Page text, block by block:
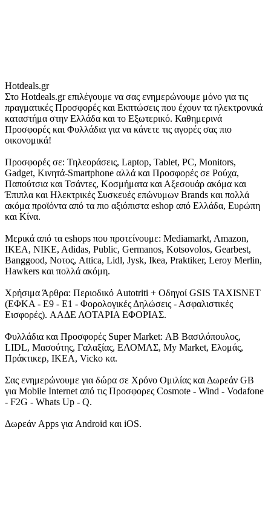
Hotdeals.gr
Στο Hotdeals.gr επιλέγουμε να σας ενημερώνουμε μόνο για τις
πραγματικές Προσφορές και Εκπτώσεις που έχουν τα ηλεκτρονικά
καταστήμα στην Ελλάδα και το Εξωτερικό. Καθημερινά
Προσφορές και Φυλλάδια για να κάνετε τις αγορές σας πιο
οικονομικά!
Προσφορές σε: Τηλεοράσεις, Laptop, Tablet, PC, Monitors,
Gadget, Κινητά-Smartphone αλλά και Προσφορές σε Ρούχα,
Παπούτσια και Τσάντες, Κοσμήματα και Αξεσουάρ ακόμα και
Έπιπλα και Ηλεκτρικές Συσκευές επώνυμων Brands και πολλά
ακόμα προϊόντα από τα πιο αξιόπιστα eshop από Ελλάδα, Ευρώπη
και Κίνα.
Μερικά από τα eshops που προτείνουμε: Mediamarkt, Amazon,
IKEA, NIKE, Adidas, Public, Germanos, Kotsovolos, Gearbest,
Banggood, Νοτος, Attica, Lidl, Jysk, Ikea, Praktiker, Leroy Merlin,
Hawkers και πολλά ακόμη.
Χρήσιμα Άρθρα: Περιοδικό Autotriti + Οδηγοί GSIS TAXISNET
(ΕΦΚΑ - Ε9 - Ε1 - Φορολογικές Δηλώσεις - Ασφαλιστικές
Εισφορές). ΑΑΔΕ ΛΟΤΑΡΙΑ ΕΦΟΡΙΑΣ.
Φυλλάδια και Προσφορές Super Market: ΑΒ Βασιλόπουλος,
LIDL, Μασούτης, Γαλαξίας, ΕΛΟΜΑΣ, My Market, Ελομάς,
Πράκτικερ, ΙΚΕΑ, Vicko κα.
Σας ενημερώνουμε για δώρα σε Χρόνο Ομιλίας και Δωρεάν GB
για Mobile Internet από τις Προσφορες Cosmote - Wind - Vodafone
- F2G - Whats Up - Q.
Δωρεάν Apps για Android και iOS.